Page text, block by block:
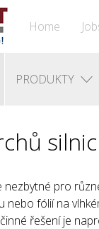
Home
PRODUKTY
silnic
pro
nebo fólií na
řešení je